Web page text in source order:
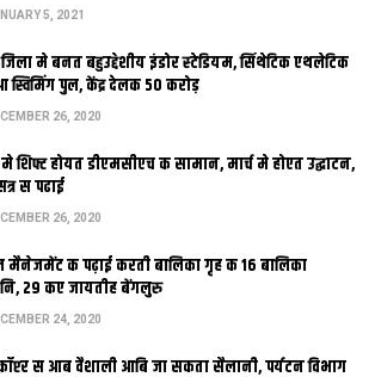
मधुर आवाज
5, 2021
मे बनत बहुउद्देशीय इंडोर स्‍टेडि‍यम, सिंथेटिक एथलेटिक
स्विमिंग पुल, केंद्र देलक 50 करोड़
26, 2020
शिफ्ट होयत डीएमसीएच क सामान, मार्च मे होएत उद्घाटन,
स पढाई
26, 2020
मैनेजमेंट क पढ़ाई करती बालिका गृह क 16 बालिका
29 कए जायतीह बेंगलुरु
24, 2020
स आब वैशाली आबि जा सकता सैलानी, पर्यटन विभाग